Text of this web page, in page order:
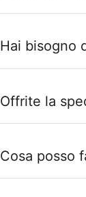
Hai bisogno
Offrite la
Cosa posso